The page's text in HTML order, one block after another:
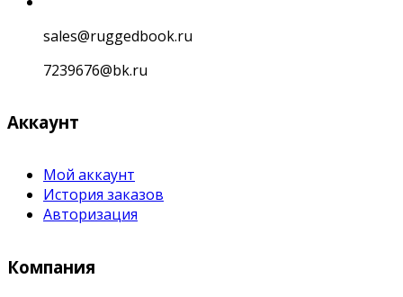
sales@ruggedbook.ru
7239676@bk.ru
Аккаунт
Мой аккаунт
История заказов
Авторизация
Компания